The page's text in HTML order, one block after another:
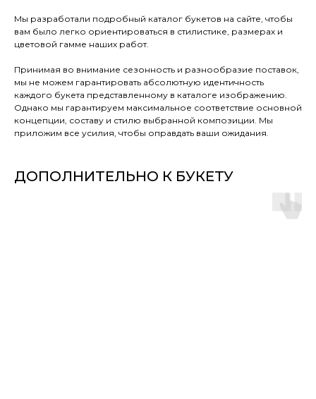
Мы разработали подробный каталог букетов на сайте, чтобы
вам было легко ориентироваться в стилистике, размерах и
цветовой гамме наших работ.
Принимая во внимание сезонность и разнообразие поставок,
мы не можем гарантировать абсолютную идентичность
каждого букета представленному в каталоге изображению.
Однако мы гарантируем максимальное соответствие основной
концепции, составу и стилю выбранной композиции. Мы
приложим все усилия, чтобы оправдать ваши ожидания.
ДОПОЛНИТЕЛЬНО К БУКЕТУ